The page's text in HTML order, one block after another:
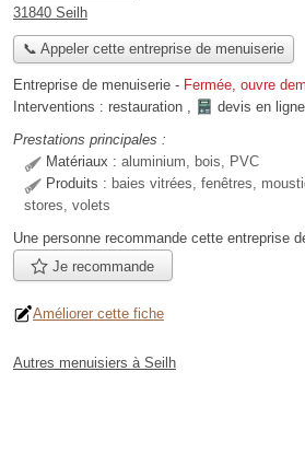
31840 Seilh
📞 Appeler cette entreprise de menuiserie
Entreprise de menuiserie - Fermée, ouvre
Interventions : restauration ,
devis en ligne
Prestations principales :
Matériaux : aluminium, bois, PVC
Produits : baies vitrées, fenêtres,
stores, volets
Une personne recommande cette entreprise
Je recommande
Améliorer cette fiche
Autres menuisiers à Seilh